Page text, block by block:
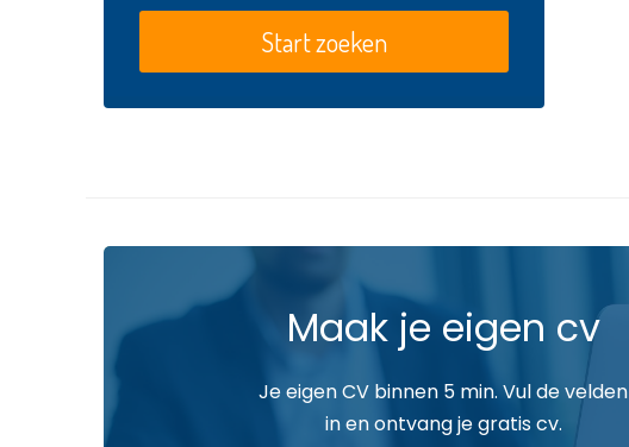
Maak je eigen cv
Je eigen CV binnen 5 min. Vul de velden
in en ontvang je gratis cv.